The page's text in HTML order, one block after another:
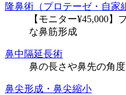
隆鼻術（プロテーゼ・自家
【モニター¥45,000
な鼻筋形成
鼻中隔延長術
鼻の長さや鼻先の角
鼻尖形成・鼻尖縮小